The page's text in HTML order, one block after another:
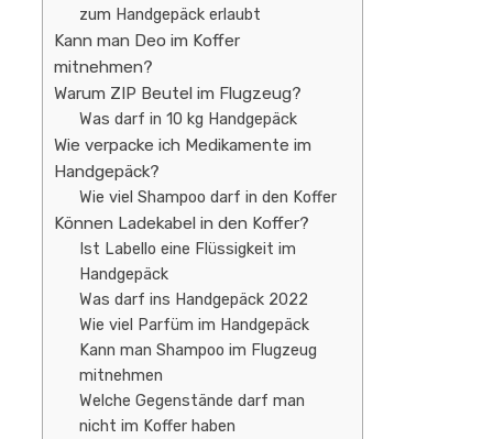
zum Handgepäck erlaubt
Kann man Deo im Koffer
mitnehmen?
Warum ZIP Beutel im Flugzeug?
Was darf in 10 kg Handgepäck
Wie verpacke ich Medikamente im
Handgepäck?
Wie viel Shampoo darf in den Koffer
Können Ladekabel in den Koffer?
Ist Labello eine Flüssigkeit im
Handgepäck
Was darf ins Handgepäck 2022
Wie viel Parfüm im Handgepäck
Kann man Shampoo im Flugzeug
mitnehmen
Welche Gegenstände darf man
nicht im Koffer haben